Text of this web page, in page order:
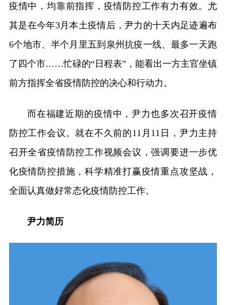
疫情中，均靠前指挥，疫情防控工作有力有效。尤
其是在今年3月本土疫情后，尹力的十天内足迹遍布
6个地市、半个月里五到泉州抗疫一线、最多一天跑
了四个市……忙碌的“日程表”，能看出一方主官坐镇
前方指挥全省疫情防控的决心和行动力。
而在福建近期的疫情中，尹力也多次召开疫情
防控工作会议。就在不久前的11月11日，尹力主持
召开全省疫情防控工作视频会议，强调要进一步优
化疫情防控措施，科学精准打赢疫情重点攻坚战，
全面认真做好常态化疫情防控工作。
尹力简历